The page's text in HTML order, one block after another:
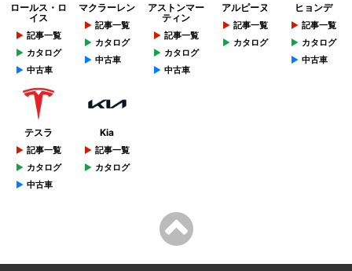
ロールス・ロ
イス
記事一覧
カタログ
中古車
マクラーレン
記事一覧
カタログ
中古車
アストンマー
ティン
記事一覧
カタログ
中古車
アルピーヌ
記事一覧
カタログ
ヒョンデ
記事一覧
カタログ
中古車
テスラ
記事一覧
カタログ
中古車
Kia
記事一覧
カタログ